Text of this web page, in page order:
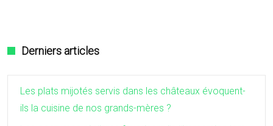
Derniers articles
Les plats mijotés servis dans les châteaux évoquent-
ils la cuisine de nos grands-mères ?